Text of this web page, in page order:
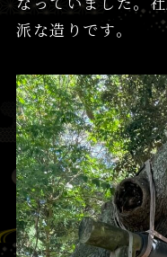
派な造りです。